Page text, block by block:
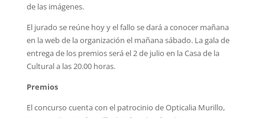
de las imágenes.
El jurado se reúne hoy y el fallo se dará a conocer mañana
en la web de la organización el mañana sábado. La gala de
entrega de los premios será el 2 de julio en la Casa de la
Cultural a las 20.00 horas.
Premios
El concurso cuenta con el patrocinio de Opticalia Murillo,